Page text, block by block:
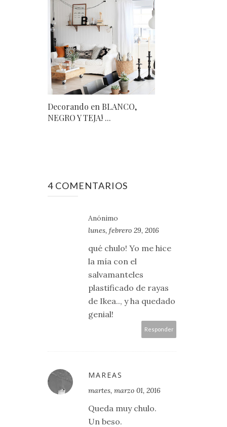
Decorando en BLANCO,
NEGRO Y TEJA! ...
4 COMENTARIOS
Anónimo
lunes, febrero 29, 2016
qué chulo! Yo me hice
la mía con el
salvamanteles
plastificado de rayas
de Ikea.., y ha quedado
genial!
Responder
MAREAS
martes, marzo 01, 2016
Queda muy chulo.
Un beso.